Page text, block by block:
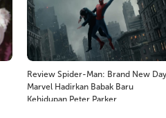
Review Spider-Man: Brand New
Marvel Hadirkan Babak Baru
Kehidupan Peter Parker